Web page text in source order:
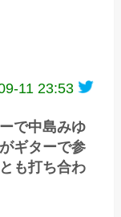
11 23:53
で中島みゆ
ギターで参
も打ち合わ